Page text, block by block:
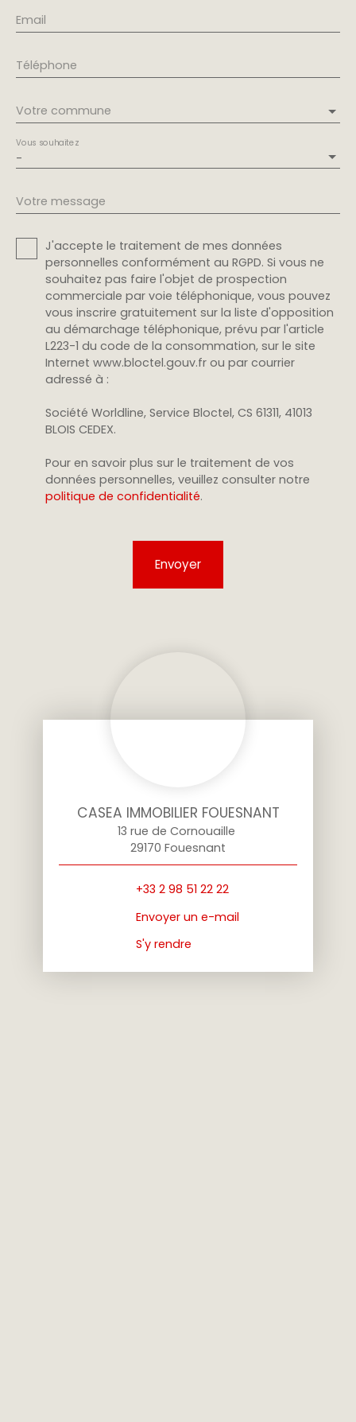
Email
Téléphone
Votre commune
-
Vous souhaitez
Votre message
J'accepte le traitement de mes données
personnelles conformément au RGPD. Si vous ne
souhaitez pas faire l'objet de prospection
commerciale par voie téléphonique, vous pouvez
vous inscrire gratuitement sur la liste d'opposition
au démarchage téléphonique, prévu par l'article
L223-1 du code de la consommation, sur le site
Internet www.bloctel.gouv.fr ou par courrier
adressé à :
Société Worldline, Service Bloctel, CS 61311, 41013
BLOIS CEDEX.
Pour en savoir plus sur le traitement de vos
données personnelles, veuillez consulter notre
politique de confidentialité.
Envoyer
CASEA IMMOBILIER FOUESNANT
13 rue de Cornouaille
29170 Fouesnant
+33 2 98 51 22 22
Envoyer un e-mail
S'y rendre